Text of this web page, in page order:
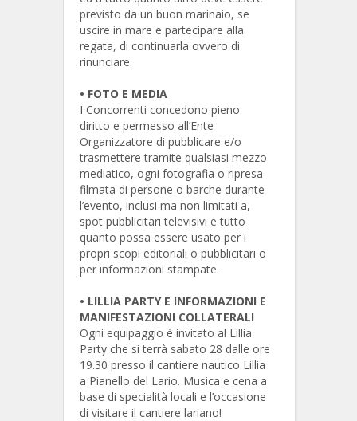
previsto da un buon marinaio, se
uscire in mare e partecipare alla
regata, di continuarla ovvero di
rinunciare.
• FOTO E MEDIA
I Concorrenti concedono pieno
diritto e permesso all’Ente
Organizzatore di pubblicare e/o
trasmettere tramite qualsiasi mezzo
mediatico, ogni fotografia o ripresa
filmata di persone o barche durante
l’evento, inclusi ma non limitati a,
spot pubblicitari televisivi e tutto
quanto possa essere usato per i
propri scopi editoriali o pubblicitari o
per informazioni stampate.
• LILLIA PARTY E INFORMAZIONI E
MANIFESTAZIONI COLLATERALI
Ogni equipaggio è invitato al Lillia
Party che si terrà sabato 28 dalle ore
19.30 presso il cantiere nautico Lillia
a Pianello del Lario. Musica e cena a
base di specialità locali e l’occasione
di visitare il cantiere lariano!